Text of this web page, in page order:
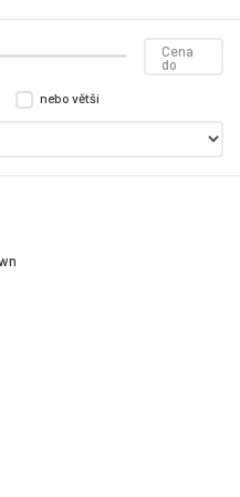
Cena
do
nebo větší